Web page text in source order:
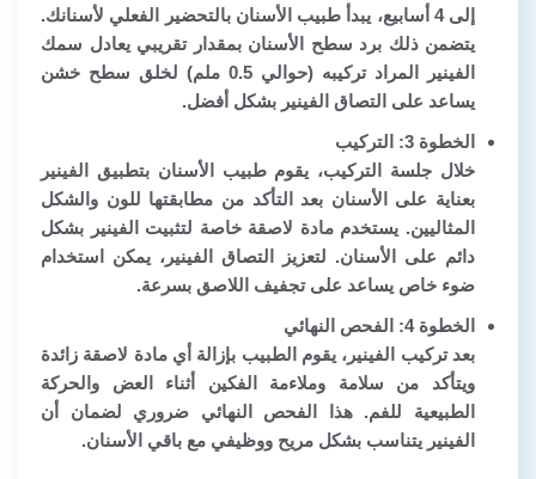
إلى 4 أسابيع، يبدأ طبيب الأسنان بالتحضير الفعلي لأسنانك.
يتضمن ذلك برد سطح الأسنان بمقدار تقريبي يعادل سمك
الفينير المراد تركيبه (حوالي 0.5 ملم) لخلق سطح خشن
يساعد على التصاق الفينير بشكل أفضل.
الخطوة 3: التركيب
خلال جلسة التركيب، يقوم طبيب الأسنان بتطبيق الفينير
بعناية على الأسنان بعد التأكد من مطابقتها للون والشكل
المثاليين. يستخدم مادة لاصقة خاصة لتثبيت الفينير بشكل
دائم على الأسنان. لتعزيز التصاق الفينير، يمكن استخدام
ضوء خاص يساعد على تجفيف اللاصق بسرعة.
الخطوة 4: الفحص النهائي
بعد تركيب الفينير، يقوم الطبيب بإزالة أي مادة لاصقة زائدة
ويتأكد من سلامة وملاءمة الفكين أثناء العض والحركة
الطبيعية للفم. هذا الفحص النهائي ضروري لضمان أن
الفينير يتناسب بشكل مريح ووظيفي مع باقي الأسنان.